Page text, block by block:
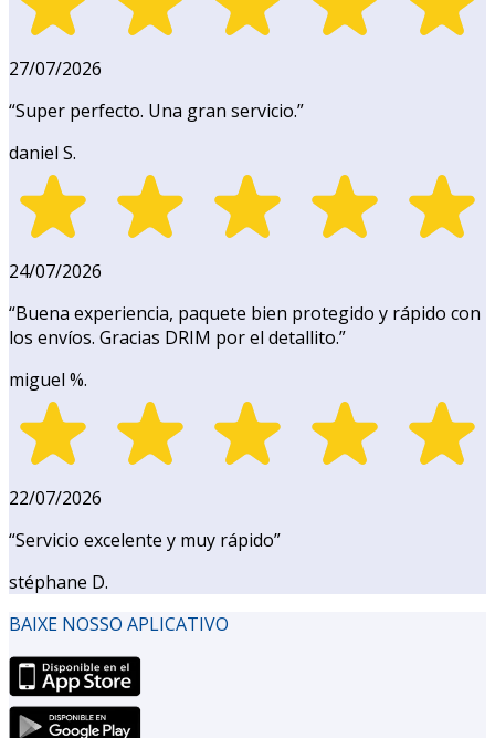
27/07/2026
“Super perfecto. Una gran servicio.”
daniel S.
24/07/2026
“Buena experiencia, paquete bien protegido y rápido con
los envíos. Gracias DRIM por el detallito.”
miguel %.
22/07/2026
“Servicio excelente y muy rápido”
stéphane D.
BAIXE NOSSO APLICATIVO